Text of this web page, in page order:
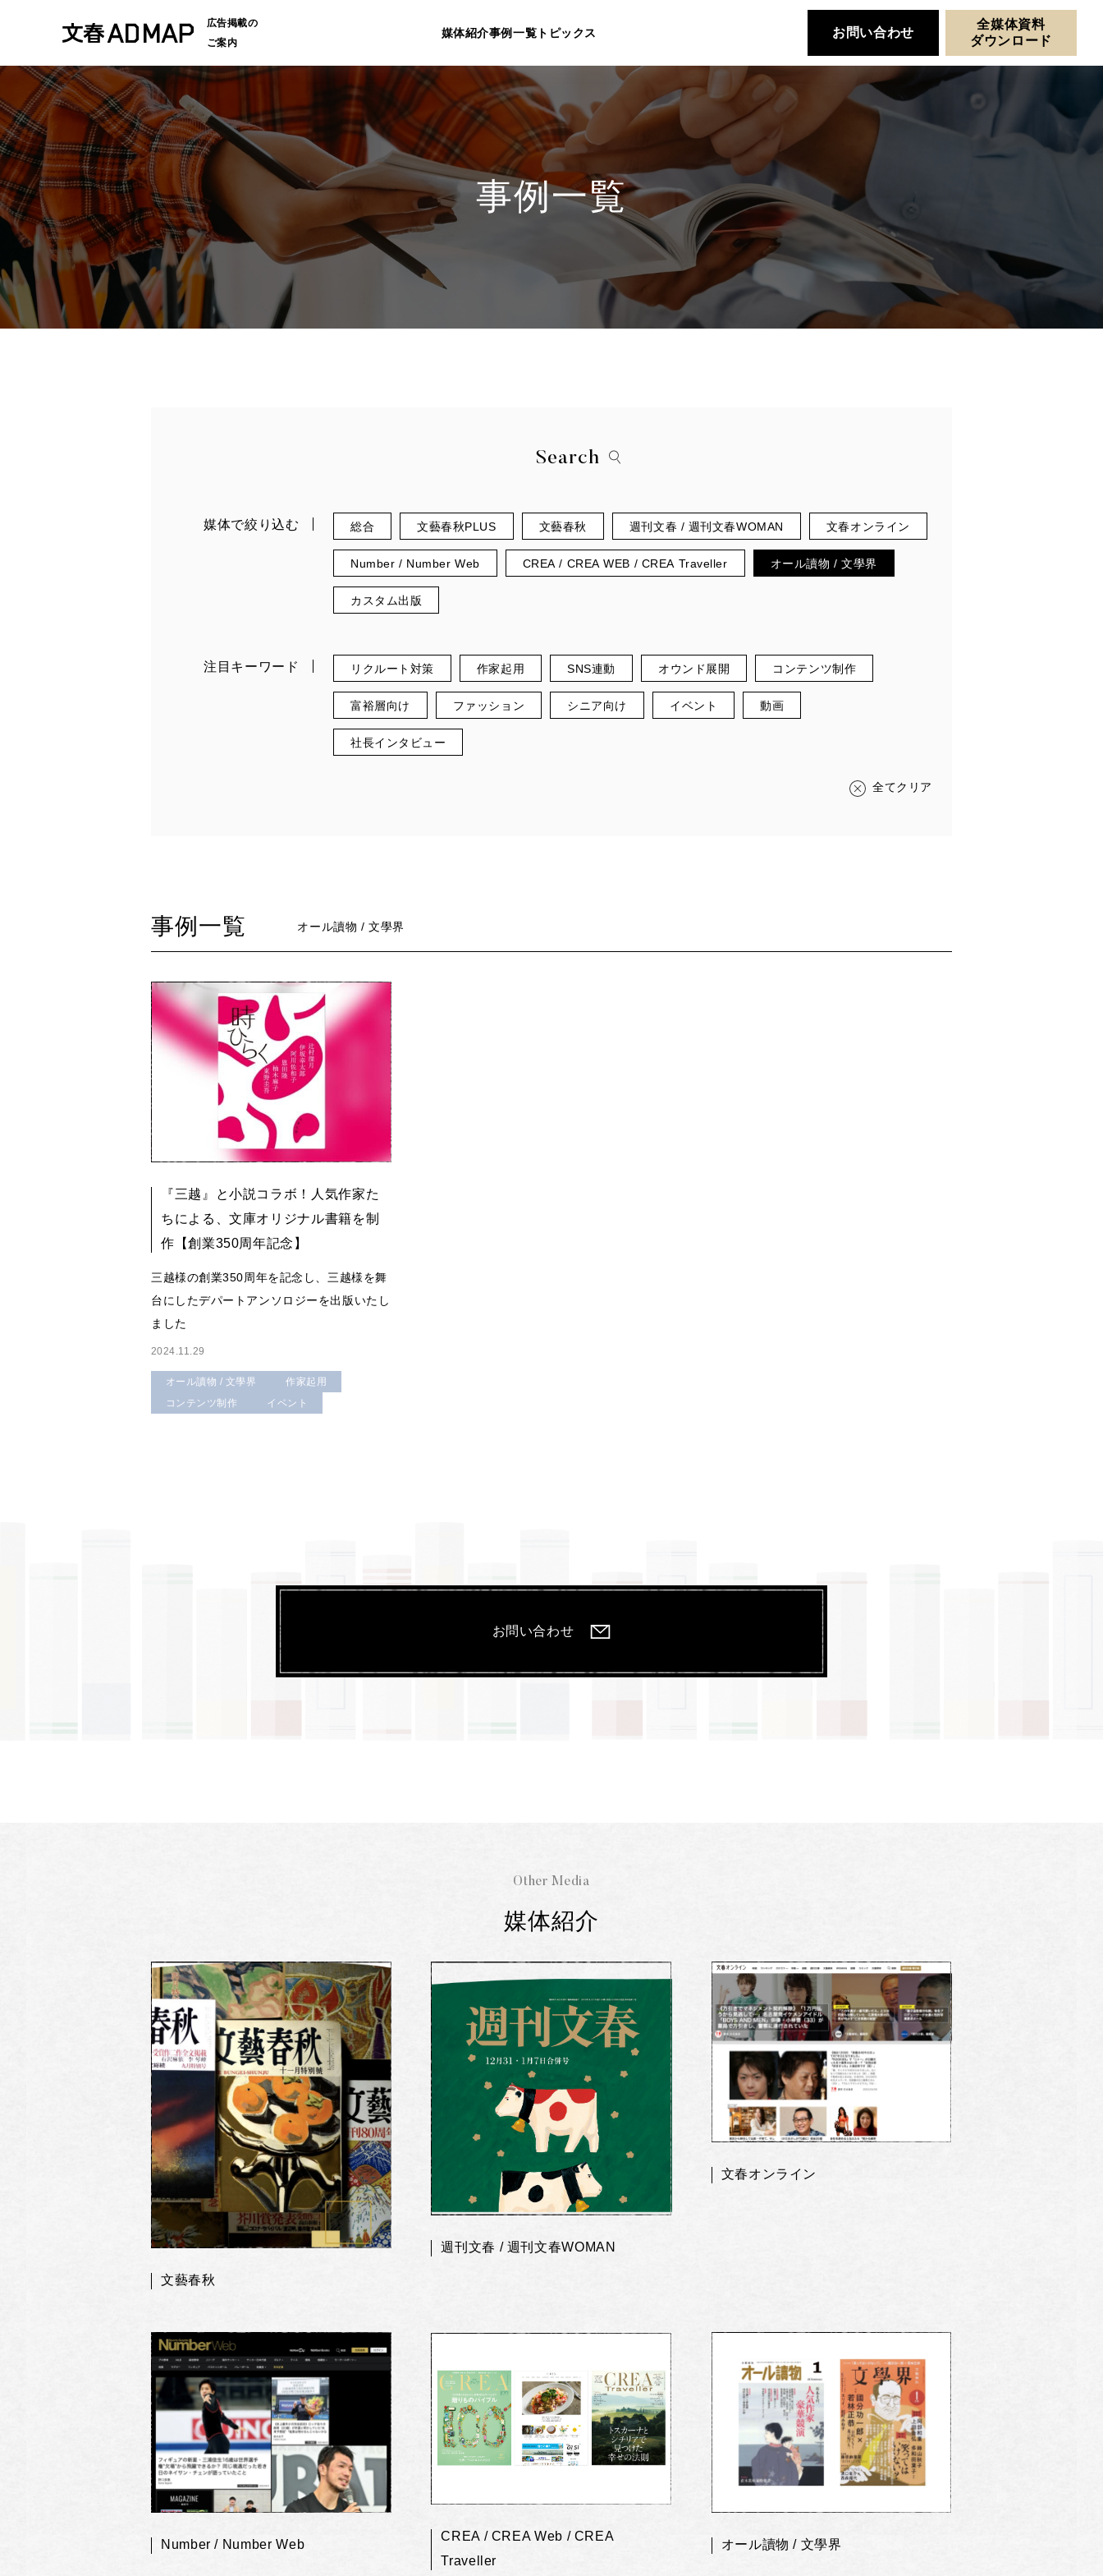
広告掲載の
ご案内
媒体紹介事例一覧 トピックス お問い合わせ
全媒体資料
ダウンロード
事例一覧
Search
媒体で絞り込む 総合 文藝春秋PLUS 文藝春秋 週刊文春 / 週刊文春WOMAN 文春オンライン
Number / Number Web CREA / CREA WEB / CREA Traveller オール讀物 / 文學界
カスタム出版
注目キーワード リクルート対策 作家起用 SNS連動 オウンド展開 コンテンツ制作
富裕層向け ファッション シニア向け イベント 動画
社長インタビュー
全てクリア
事例一覧 オール讀物 / 文學界
『三越』と小説コラボ！人気作家た
ちによる、文庫オリジナル書籍を制
作【創業350周年記念】
三越様の創業350周年を記念し、三越様を舞
台にしたデパートアンソロジーを出版いたし
ました
2024.11.29
オール讀物 / 文學界
作家起用
コンテンツ制作
イベント
お問い合わせ
Other Media
媒体紹介
文藝春秋
週刊文春 / 週刊文春WOMAN
文春オンライン
Number / Number Web
CREA / CREA Web / CREA
Traveller
オール讀物 / 文學界